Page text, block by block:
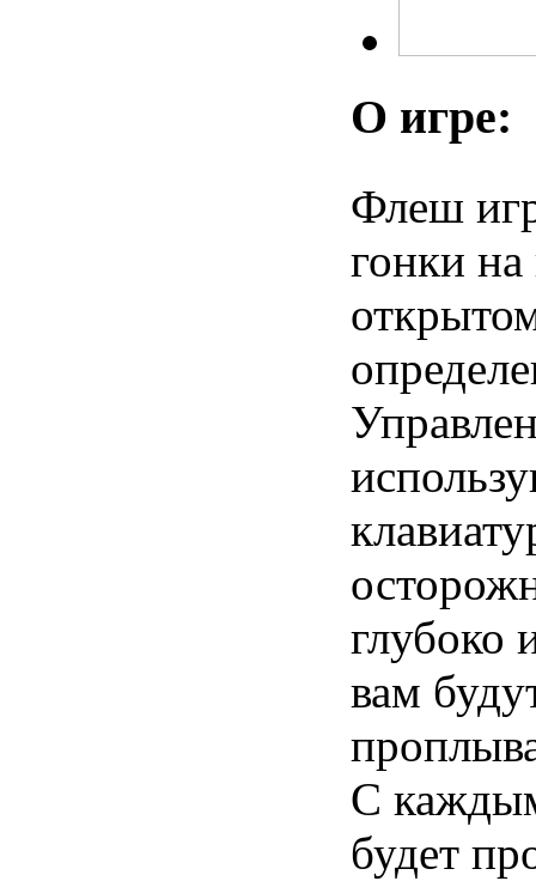
О игре:
Флеш
гонки
глубоко
вам
С
будет